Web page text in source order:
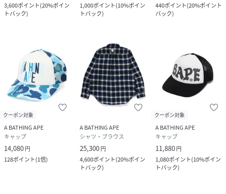
3,600ポイント(20%ポイン
トバック)
1,000ポイント(10%ポイン
トバック)
440ポイント(20%ポイント
バック)
クーポン対象
A BATHING APE
キャップ
14,080円
128ポイント(1倍)
A BATHING APE
シャツ・ブラウス
25,300円
4,600ポイント(20%ポイン
トバック)
クーポン対象
A BATHING APE
キャップ
11,880円
1,080ポイント(10%ポイン
トバック)